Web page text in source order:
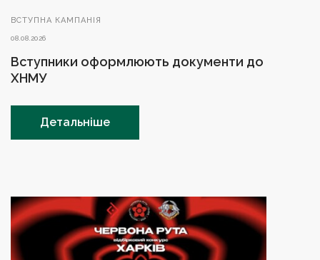
ВСТУПНА КАМПАНІЯ
08.08.2026
Вступники оформлюють документи до
ХНМУ
Детальніше